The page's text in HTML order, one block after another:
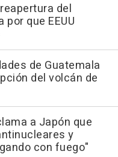
del
que EEUU
de Guatemala
del volcán de
a Japón que
y
con fuego"